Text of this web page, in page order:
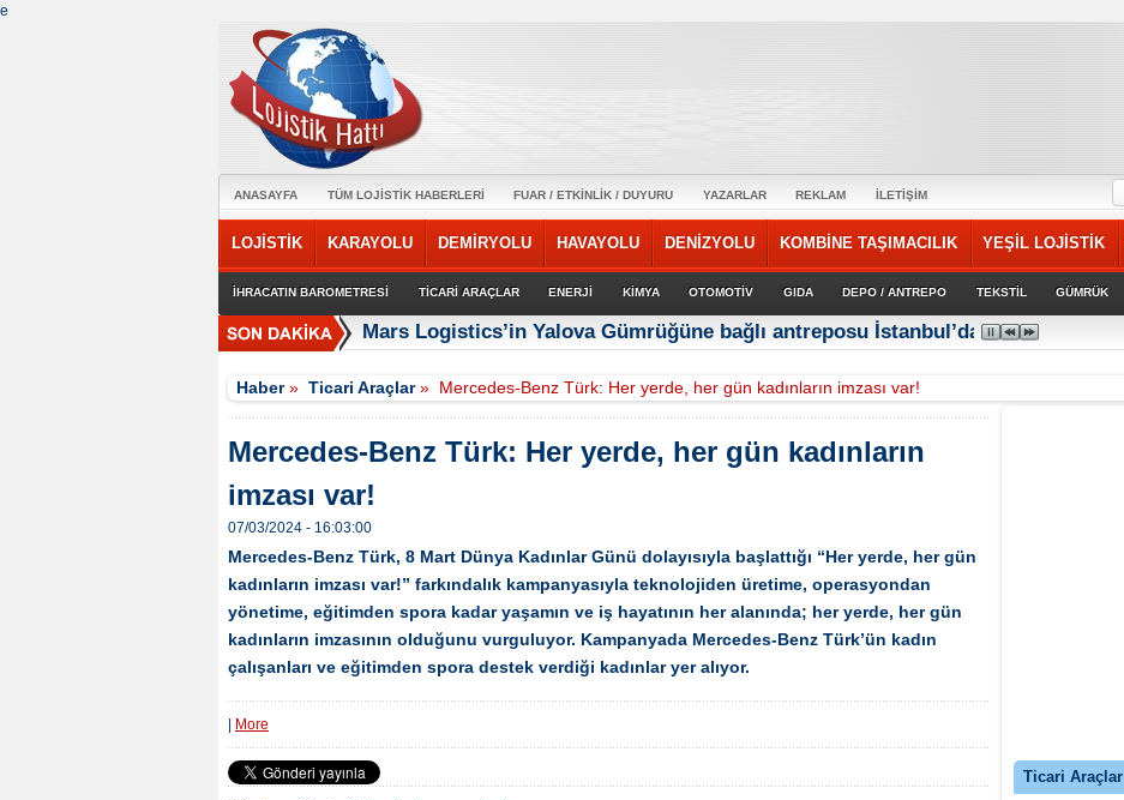
e
ANASAYFA TÜM LOJİSTİK HABERLERİ FUAR / ETKİNLİK / DUYURU YAZARLAR REKLAM İLETİŞİM
LOJİSTİK KARAYOLU DEMİRYOLU HAVAYOLU DENİZYOLU KOMBİNE TAŞIMACILIK YEŞİL LOJİSTİK
İHRACATIN BAROMETRESİ TİCARİ ARAÇLAR ENERJİ KİMYA OTOMOTİV GIDA DEPO / ANTREPO TEKSTİL GÜMRÜK
Mars Logistics’in Yalova Gümrüğüne bağlı antreposu İstanbul’da hizmet veriyor
Haber»Ticari Araçlar» Mercedes-Benz Türk: Her yerde, her gün kadınların imzası var!
Ticari Araçlar
Mercedes-Benz Türk: Her yerde, her gün kadınların
imzası var!
07/03/2024 - 16:03:00
Mercedes-Benz Türk, 8 Mart Dünya Kadınlar Günü dolayısıyla başlattığı “Her yerde, her gün
kadınların imzası var!” farkındalık kampanyasıyla teknolojiden üretime, operasyondan
yönetime, eğitimden spora kadar yaşamın ve iş hayatının her alanında; her yerde, her gün
kadınların imzasının olduğunu vurguluyor. Kampanyada Mercedes-Benz Türk’ün kadın
çalışanları ve eğitimden spora destek verdiği kadınlar yer alıyor.
More